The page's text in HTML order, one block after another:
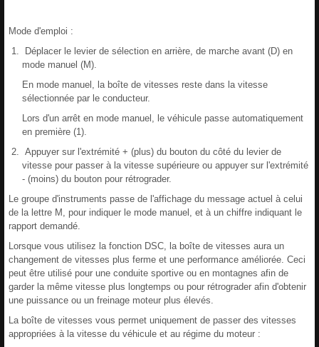
Mode d'emploi :
Déplacer le levier de sélection en arrière, de marche avant (D) en
mode manuel (M).
En mode manuel, la boîte de vitesses reste dans la vitesse
sélectionnée par le conducteur.
Lors d'un arrêt en mode manuel, le véhicule passe automatiquement
en première (1).
Appuyer sur l'extrémité + (plus) du bouton du côté du levier de
vitesse pour passer à la vitesse supérieure ou appuyer sur l'extrémité
- (moins) du bouton pour rétrograder.
Le groupe d'instruments passe de l'affichage du message actuel à celui
de la lettre M, pour indiquer le mode manuel, et à un chiffre indiquant le
rapport demandé.
Lorsque vous utilisez la fonction DSC, la boîte de vitesses aura un
changement de vitesses plus ferme et une performance améliorée. Ceci
peut être utilisé pour une conduite sportive ou en montagnes afin de
garder la même vitesse plus longtemps ou pour rétrograder afin d'obtenir
une puissance ou un freinage moteur plus élevés.
La boîte de vitesses vous permet uniquement de passer des vitesses
appropriées à la vitesse du véhicule et au régime du moteur :